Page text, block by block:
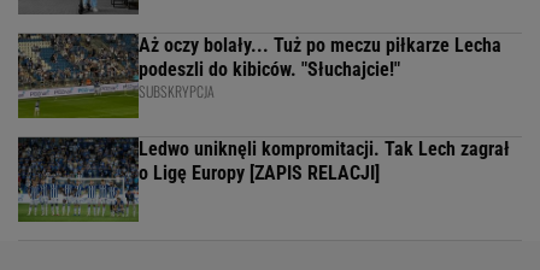
Aż oczy bolały... Tuż po meczu piłkarze Lecha
podeszli do kibiców. "Słuchajcie!"
SUBSKRYPCJA
Ledwo uniknęli kompromitacji. Tak Lech zagrał
o Ligę Europy [ZAPIS RELACJI]